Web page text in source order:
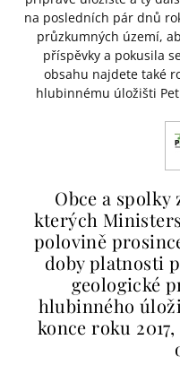
na posledních pár dnů
průzkumných území,
příspěvky a pokusila
obsahu najdete také
hlubinnému úložišti
Obce a spolky
kterých
polovině
doby platnosti
geologické
hlubinného
konce roku